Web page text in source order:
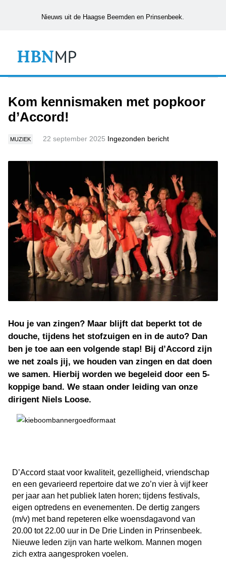
Nieuws uit de Haagse Beemden en Prinsenbeek.
Kom kennismaken met popkoor
d’Accord!
MUZIEK 22 september 2025 Ingezonden bericht
Hou je van zingen? Maar blijft dat beperkt tot de
douche, tijdens het stofzuigen en in de auto? Dan
ben je toe aan een volgende stap! Bij d’Accord zijn
we net zoals jij, we houden van zingen en dat doen
we samen. Hierbij worden we begeleid door een 5-
koppige band. We staan onder leiding van onze
dirigent Niels Loose.
D’Accord staat voor kwaliteit, gezelligheid, vriendschap
en een gevarieerd repertoire dat we zo’n vier à vijf keer
per jaar aan het publiek laten horen; tijdens festivals,
eigen optredens en evenementen. De dertig zangers
(m/v) met band repeteren elke woensdagavond van
20.00 tot 22.00 uur in De Drie Linden in Prinsenbeek.
Nieuwe leden zijn van harte welkom. Mannen mogen
zich extra aangesproken voelen.